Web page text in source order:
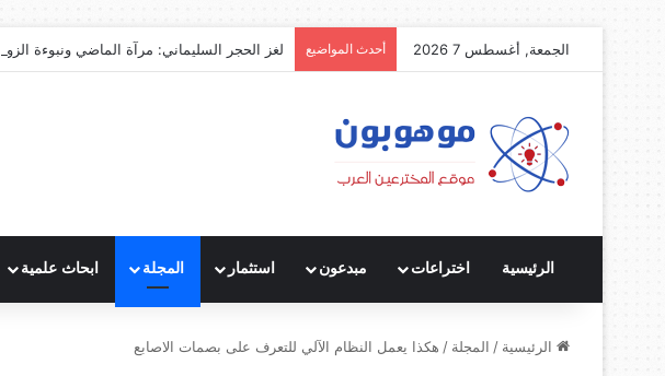
الجمعة, أغسطس 7 2026 أحدث المواضيع لغز الحجر السليماني: مرآة الماضي ونبوءة الزوال
الرئيسية اختراعات مبدعون استثمار المجلة ابحاث علمية
الرئيسية / المجلة / هكذا يعمل النظام الآلي للتعرف على بصمات الاصابع